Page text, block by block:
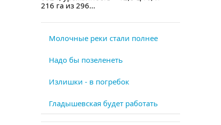
216 га из 296...
Молочные реки стали полнее
Надо бы позеленеть
Излишки - в погребок
Гладышевская будет работать